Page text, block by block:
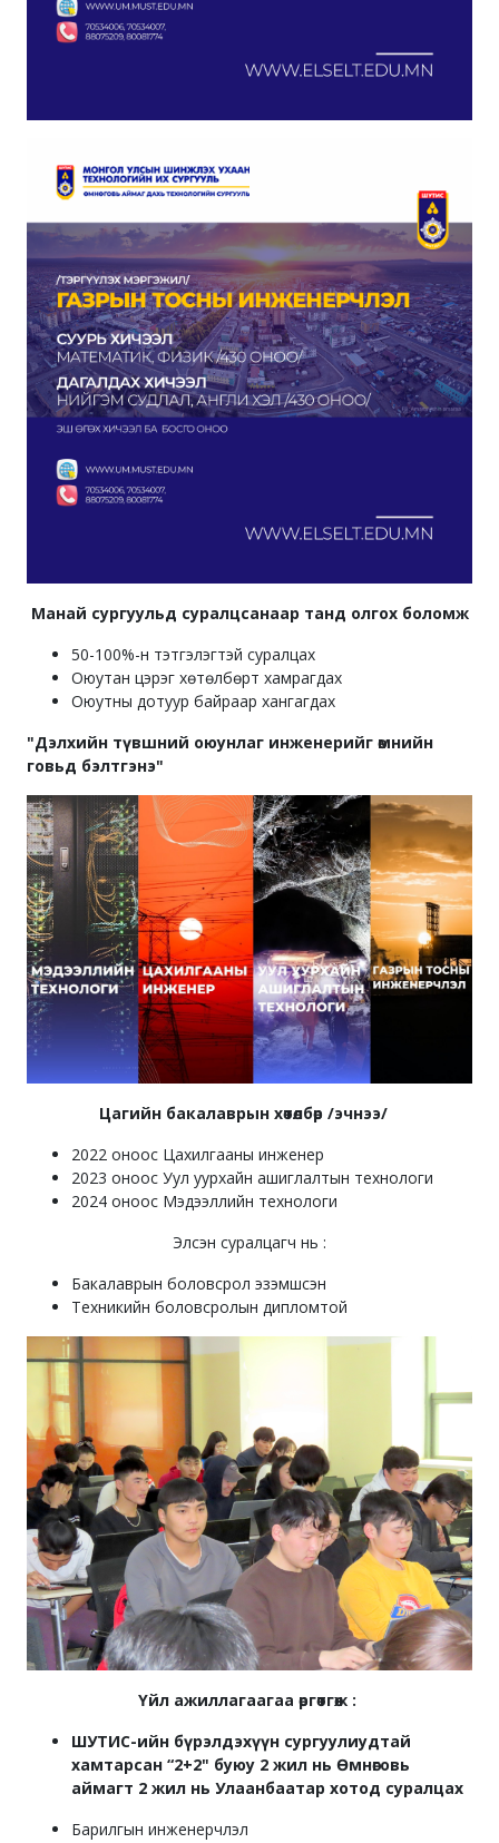
Манай сургуульд суралцсанаар танд олгох боломж
50-100%-н тэтгэлэгтэй суралцах
Оюутан цэрэг хөтөлбөрт хамрагдах
Оюутны дотуур байраар хангагдах
"Дэлхийн түвшний оюунлаг инженерийг өмнийн
говьд бэлтгэнэ"
Цагийн бакалаврын хөтөлбөр /эчнээ/
2022 оноос Цахилгааны инженер
2023 оноос Уул уурхайн ашиглалтын технологи
2024 оноос Мэдээллийн технологи
Элсэн суралцагч нь :
Бакалаврын боловсрол эзэмшсэн
Техникийн боловсролын дипломтой
Үйл ажиллагаагаа өргөтгөж :
ШУТИС-ийн бүрэлдэхүүн сургуулиудтай
хамтарсан “2+2" буюу 2 жил нь Өмнөговь
аймагт 2 жил нь Улаанбаатар хотод суралцах
Барилгын инженерчлэл